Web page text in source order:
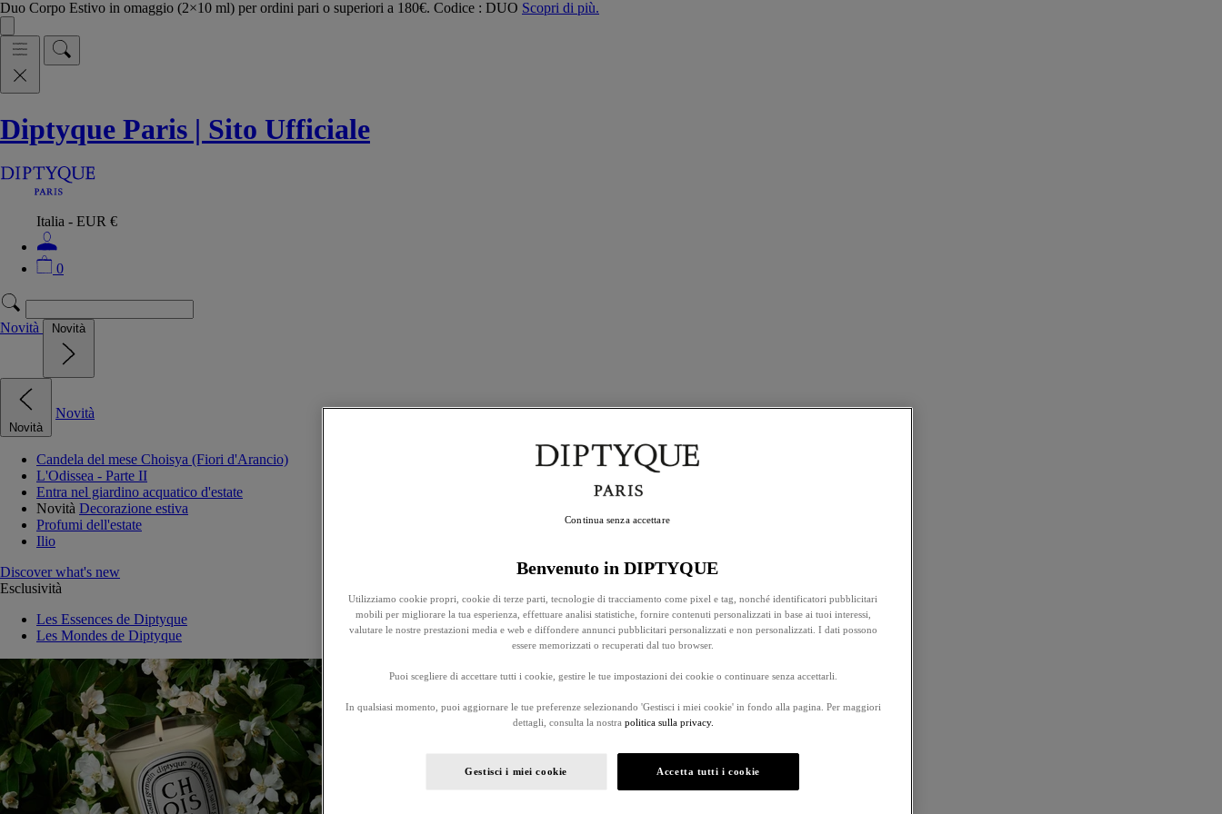
Duo Corpo Estivo in omaggio (2×10 ml) per ordini pari o superiori a 180€. Codice : DUO Scopri di più.
Diptyque Paris | Sito Ufficiale
Italia - EUR €
0
Novità Novità
Novità
Novità
Candela del mese Choisya (Fiori d'Arancio)
L'Odissea - Parte II
Entra nel giardino acquatico d'estate
Novità Decorazione estiva
Profumi dell'estate
Ilio
Discover what's new
Esclusività
Les Essences de Diptyque
Les Mondes de Diptyque
Benvenuto in DIPTYQUE
Utilizziamo cookie propri, cookie di terze parti, tecnologie di tracciamento come pixel e tag, nonché identificatori pubblicitari
mobili per migliorare la tua esperienza, effettuare analisi statistiche, fornire contenuti personalizzati in base ai tuoi interessi,
valutare le nostre prestazioni media e web e diffondere annunci pubblicitari personalizzati e non personalizzati. I dati possono
essere memorizzati o recuperati dal tuo browser.
Puoi scegliere di accettare tutti i cookie, gestire le tue impostazioni dei cookie o continuare senza accettarli.
In qualsiasi momento, puoi aggiornare le tue preferenze selezionando 'Gestisci i miei cookie' in fondo alla pagina. Per maggiori
dettagli, consulta la nostra politica sulla privacy.
Gestisci i miei cookie Accetta tutti i cookie
Continua senza accettare